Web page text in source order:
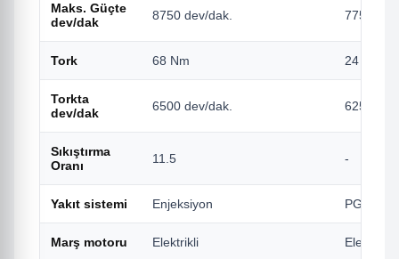
Maks. Güçte
dev/dak
8750 dev/dak. 7750
Tork 68 Nm 24 Nm
Torkta
dev/dak
6500 dev/dak. 6250
Sıkıştırma
Oranı
11.5 -
Yakıt sistemi Enjeksiyon PGM-FI
Marş motoru Elektrikli Elektrikli